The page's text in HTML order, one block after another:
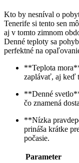
Kto by nesníval o
Tenerife si tento sen
aj v tomto zimnom
Denné teploty sa
perfektné na
**Teplota
zaplávať, aj keď
**Denné
čo znamená
**Nízka
prináša krátke
počasie.
Parameter